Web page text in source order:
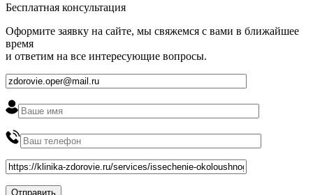
Бесплатная консультация
Оформите заявку на сайте, мы свяжемся с вами в ближайшее
время
и ответим на все интересующие вопросы.